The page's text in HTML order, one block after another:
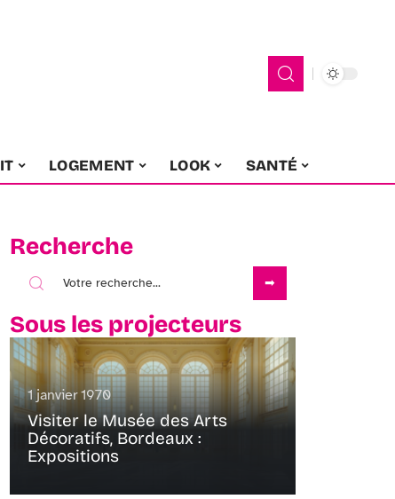
IT LOGEMENT LOOK SANTÉ
Recherche
Sous les projecteurs
1 janvier 1970
Visiter le Musée des Arts
Décoratifs, Bordeaux :
Expositions